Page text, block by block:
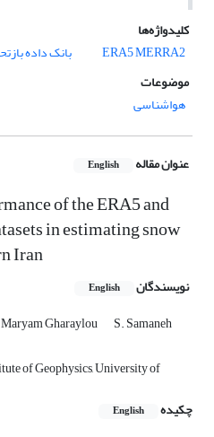
کلیدواژه‌ها
ERA5MERRA2 بانک داده
موضوعات
هواشناسی
عنوان مقاله English
of the ERA5 and
in estimating snow
Iran
نویسندگان English
Maryam Gharaylou S. Samaneh
of Geophysics, University of
چکیده
English